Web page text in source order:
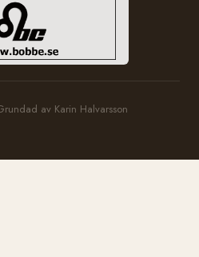
av Karin Halvarsson